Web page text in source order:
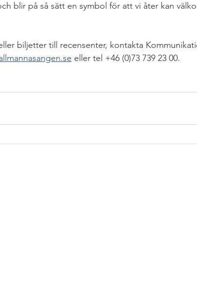
blir på så sätt en symbol för att vi åter kan
biljetter till recensenter, kontakta
eller tel +46 (0)73 739 23 00.